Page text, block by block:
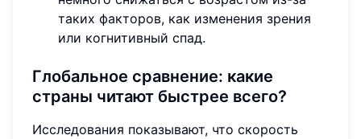
таких факторов, как изменения зрения
или когнитивный спад.
Глобальное сравнение: какие
страны читают быстрее всего?
Исследования показывают, что скорость